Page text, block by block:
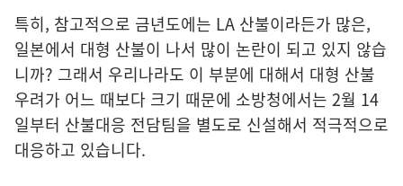
특히, 참고적으로 금년도에는 LA 산불이라든가 많은,
일본에서 대형 산불이 나서 많이 논란이 되고 있지 않습
니까? 그래서 우리나라도 이 부분에 대해서 대형 산불
우려가 어느 때보다 크기 때문에 소방청에서는 2월 14
일부터 산불대응 전담팀을 별도로 신설해서 적극적으로
대응하고 있습니다.